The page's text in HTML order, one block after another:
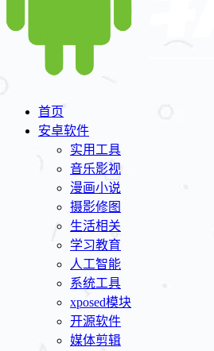
首页
安卓软件
实用工具
音乐影视
漫画小说
摄影修图
生活相关
学习教育
人工智能
系统工具
xposed模块
开源软件
媒体剪辑